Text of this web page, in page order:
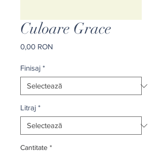
Culoare Grace
0,00 RON
Finisaj *
Litraj *
Cantitate *